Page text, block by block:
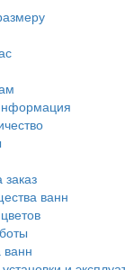
ванн
ванн